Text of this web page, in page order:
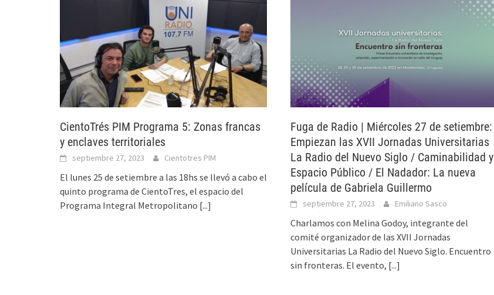
CientoTrés PIM Programa 5: Zonas francas
y enclaves territoriales
septiembre 27, 2023 Cientotres PIM
El lunes 25 de setiembre a las 18hs se llevó a cabo el
quinto programa de CientoTres, el espacio del
Programa Integral Metropolitano [...]
Fuga de Radio | Miércoles 27 de setiembre:
Empiezan las XVII Jornadas Universitarias
La Radio del Nuevo Siglo / Caminabilidad y
Espacio Público / El Nadador: La nueva
película de Gabriela Guillermo
septiembre 27, 2023 Emiliano Sasco
Charlamos con Melina Godoy, integrante del
comité organizador de las XVII Jornadas
Universitarias La Radio del Nuevo Siglo. Encuentro
sin fronteras. El evento, [...]